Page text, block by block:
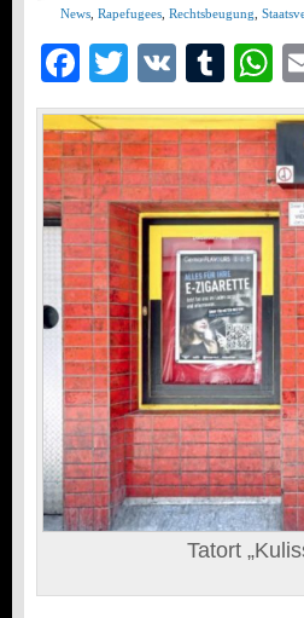
News Rapefugees Rechtsbeugung
Facebook
Twitter
VK
Tatort